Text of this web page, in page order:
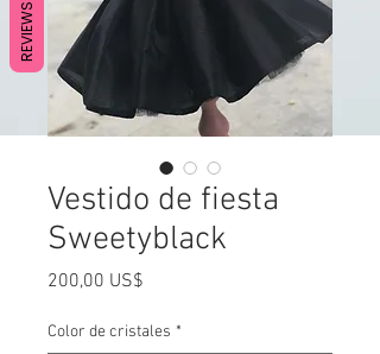
Vestido de fiesta
Sweetyblack
200,00 US$
Color de cristales *
REVIEWS